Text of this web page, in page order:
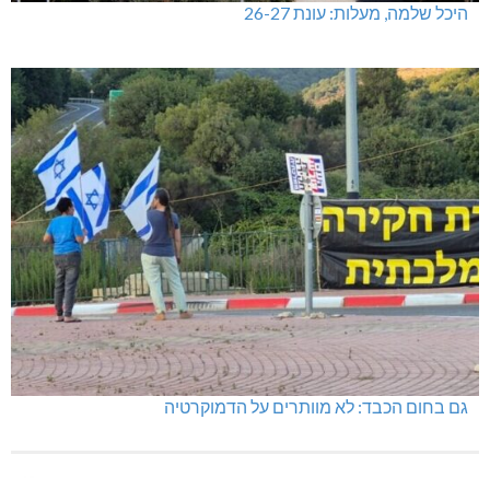
היכל שלמה, מעלות: עונת 26-27
גם בחום הכבד: לא מוותרים על הדמוקרטיה